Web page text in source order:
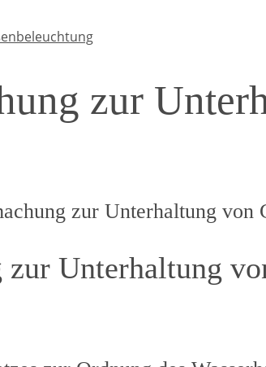
zur
zur Unterhaltung von
zur Unterhaltung